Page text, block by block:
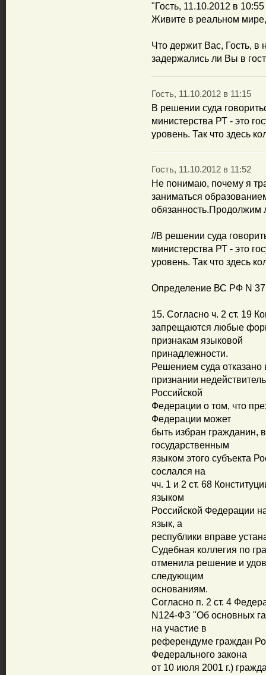
"Гость, 11.10.2012 в 10:55
Живите в реальном
Что держит Вас, Гость, в
задержались ли Вы в
Гость, 11.10.2012 в 11:15
В решении суда
министерства РТ - это
уровень. Так что здесь
Гость, 11.10.2012 в 11:52
Не понимаю, почему я
заниматься
обязанность.Продолжим
//В решении суда
министерства РТ - это
уровень. Так что здесь
Определение ВС РФ N
15. Согласно ч. 2 ст. 19
запрещаются любые
признакам языковой
принадлежности.
Решением суда
признании
Российской
Федерации о том, что
Федерации может
быть избран гражданин,
государственным
языком этого субъекта
сослался на
чч. 1 и 2 ст. 68
языком
Российской Федерации
язык, а
республики вправе
Судебная коллегия по
отменила решение и
следующим
основаниям.
Согласно п. 2 ст. 4
N124-ФЗ "Об основных
на участие в
референдуме граждан
Федерального закона
от 10 июля 2001 г.)